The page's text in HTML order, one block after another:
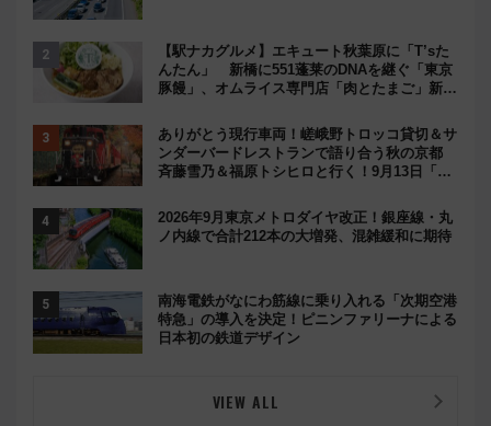
【駅ナカグルメ】エキュート秋葉原に「T’sた
んたん」 新橋に551蓬莱のDNAを継ぐ「東京
豚饅」、オムライス専門店「肉とたまご」新グ
ありがとう現行車両！嵯峨野トロッコ貸切＆サ
ンダーバードレストランで語り合う秋の京都
斉藤雪乃＆福原トシヒロと行く！9月13日「京
2026年9月東京メトロダイヤ改正！銀座線・丸
ノ内線で合計212本の大増発、混雑緩和に期待
南海電鉄がなにわ筋線に乗り入れる「次期空港
特急」の導入を決定！ピニンファリーナによる
日本初の鉄道デザイン
VIEW ALL